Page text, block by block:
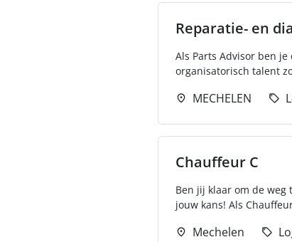
Reparatie- en
Als Parts Advisor ben
organisatorisch talent
MECHELEN
Chauffeur C
Ben jij klaar om de
jouw kans! Als
Mechelen